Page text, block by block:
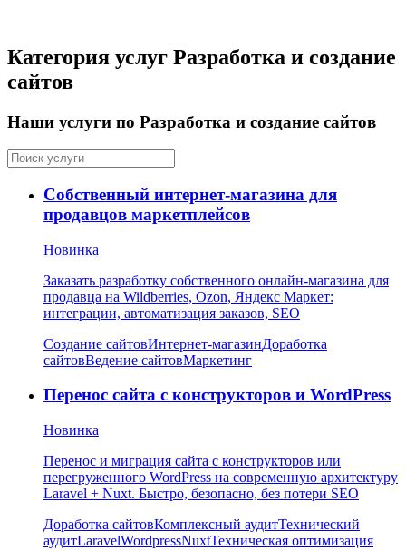
Категория услуг Разработка и создание
сайтов
Наши услуги по Разработка и создание сайтов
Собственный интернет-магазина для
продавцов маркетплейсов
Новинка
Заказать разработку собственного онлайн-магазина для
продавца на Wildberries, Ozon, Яндекс Маркет:
интеграции, автоматизация заказов, SEO
Создание сайтовИнтернет-магазинДоработка
сайтовВедение сайтовМаркетинг
Перенос сайта с конструкторов и WordPress
Новинка
Перенос и миграция сайта с конструкторов или
перегруженного WordPress на современную архитектуру
Laravel + Nuxt. Быстро, безопасно, без потери SEO
Доработка сайтовКомплексный аудитТехнический
аудитLaravelWordpressNuxtТехническая оптимизация